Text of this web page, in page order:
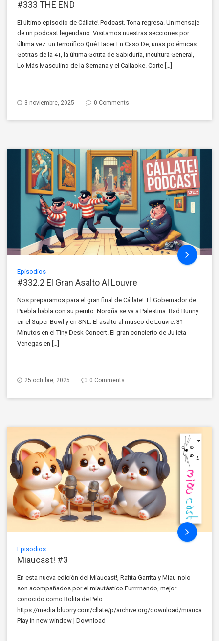
#333 THE END
El último episodio de Cállate! Podcast. Tona regresa. Un mensaje
de un podcast legendario. Visitamos nuestras secciones por
última vez: un terrorífico Qué Hacer En Caso De, unas polémicas
Gotitas de la 4T, la última Gotita de Sabiduría, Incultura General,
Lo Más Masculino de la Semana y el Callaoke. Corte […]
3 noviembre, 2025 0 Comments
Episodios
#332.2 El Gran Asalto Al Louvre
Nos preparamos para el gran final de Cállate!. El Gobernador de
Puebla habla con su perrito. Noroña se va a Palestina. Bad Bunny
en el Super Bowl y en SNL. El asalto al museo de Louvre. 31
Minutos en el Tiny Desk Concert. El gran concierto de Julieta
Venegas en […]
25 octubre, 2025 0 Comments
Episodios
Miaucast! #3
En esta nueva edición del Miaucast!, Rafita Garrita y Miau-nolo
son acompañados por el miautástico Furrrrnando, mejor
conocido como Bolita de Pelo.
https://media.blubrry.com/cllate/p/archive.org/download/
Play in new window | Download